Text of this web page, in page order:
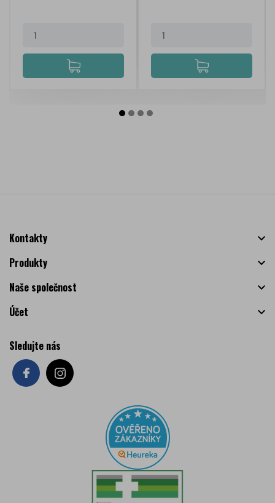
Kontakty

Produkty

Naše společnost

Účet

Sledujte nás